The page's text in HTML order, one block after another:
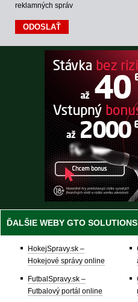
reklamných správ
ĎALŠIE WEBY GTO SOLUTIONS
HokejSpravy.sk –
Hokejové správy online
FutbalSpravy.sk –
Futbalový portál online